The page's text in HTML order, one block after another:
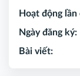
Hoạt động lần
Ngày đăng ký:
Bài viết: